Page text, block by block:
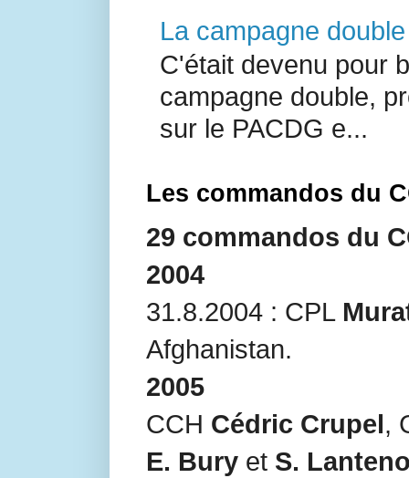
La campagne
C'était devenu pour
campagne double,
sur le PACDG e...
Les commandos du
29 commandos du
2004
31.8.2004 : CPL
Afghanistan.
2005
CCH Cédric Crupel,
E. Bury et S.